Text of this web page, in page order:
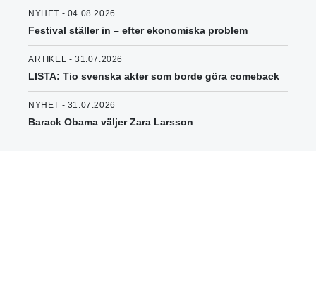
NYHET - 04.08.2026
Festival ställer in – efter ekonomiska problem
ARTIKEL - 31.07.2026
LISTA: Tio svenska akter som borde göra comeback
NYHET - 31.07.2026
Barack Obama väljer Zara Larsson